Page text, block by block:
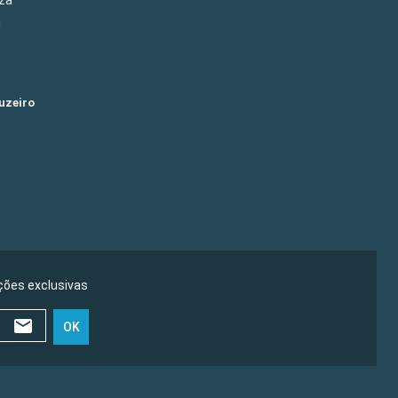
exclusivas
OK